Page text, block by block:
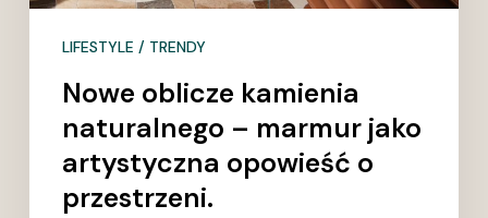
LIFESTYLE / TRENDY
Nowe oblicze kamienia
naturalnego – marmur jako
artystyczna opowieść o
przestrzeni.